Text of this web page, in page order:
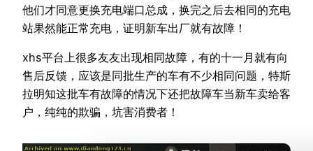
他们才同意更换充电端口总成，换完之后去相同的充电
站果然能正常充电，证明新车出厂就有故障！
xhs平台上很多友友出现相同故障，有的十一月就有向
售后反馈，应该是同批生产的车有不少相同问题，特斯
拉明知这批车有故障的情况下还把故障车当新车卖给客
户，纯纯的欺骗，坑害消费者！